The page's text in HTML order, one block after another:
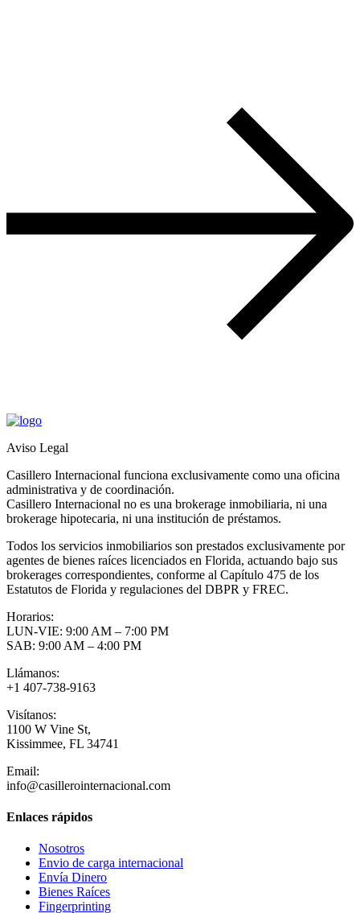
Aviso Legal
Casillero Internacional funciona exclusivamente como una oficina
administrativa y de coordinación.
Casillero Internacional no es una brokerage inmobiliaria, ni una
brokerage hipotecaria, ni una institución de préstamos.
Todos los servicios inmobiliarios son prestados exclusivamente por
agentes de bienes raíces licenciados en Florida, actuando bajo sus
brokerages correspondientes, conforme al Capítulo 475 de los
Estatutos de Florida y regulaciones del DBPR y FREC.
Horarios:
LUN-VIE: 9:00 AM – 7:00 PM
SAB: 9:00 AM – 4:00 PM
Llámanos:
+1 407-738-9163
Visítanos:
1100 W Vine St,
Kissimmee, FL 34741
Email:
info@casillerointernacional.com
Enlaces rápidos
Nosotros
Envio de carga internacional
Envía Dinero
Bienes Raíces
Fingerprinting